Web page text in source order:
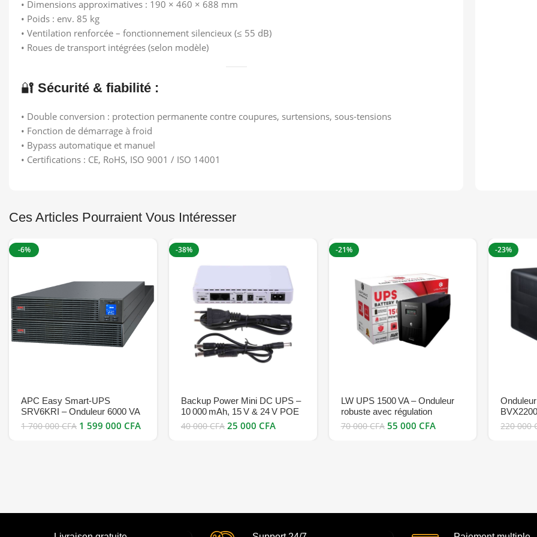
• Dimensions approximatives : 190 × 460 × 688 mm
• Poids : env. 85 kg
• Ventilation renforcée – fonctionnement silencieux (≤ 55 dB)
• Roues de transport intégrées (selon modèle)
🔐 Sécurité & fiabilité :
• Double conversion : protection permanente contre coupures, surtensions, sous-tensions
• Fonction de démarrage à froid
• Bypass automatique et manuel
• Certifications : CE, RoHS, ISO 9001 / ISO 14001
Ces Articles Pourraient Vous Intéresser
-6%
APC Easy Smart-UPS
SRV6KRI – Onduleur 6000 VA
rackable avec double
1 700 000CFA 1 599 000 CFA
-38%
Backup Power Mini DC UPS –
10 000 mAh, 15 V & 24 V POE
bon prix
40 000CFA 25 000 CFA
-21%
LW UPS 1500 VA – Onduleur
robuste avec régulation
volt/charge intelligente bon prix
70 000CFA 55 000 CFA
-23%
220 000